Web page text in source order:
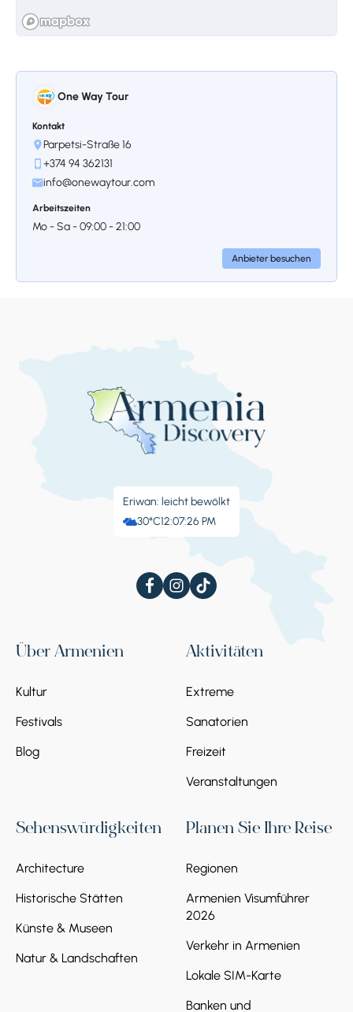
Tag 4
Stoppen 1. Shopping &
Entspannung in Jerewan
Stoppen 1. Tempel von Garni,
Azat-Schlucht & optionales
Garni, Garni
Tag 6
Vollkommene
SPA-Ort Dschermuk
Tag 7
Vollkommene
Entspannung & Erholung im
SPA-Ort Dschermuk
One Way Tour
Kontakt
Parpetsi-Straße 16
+374 94 362131
info@onewaytour.com
Arbeitszeiten
Mo - Sa - 09:00 - 21:00
Anbieter besuchen
Eriwan: leicht bewölkt
30°C12:07:27 PM
Über Armenien
Kultur
Festivals
Blog
Aktivitäten
Extreme
Sanatorien
Freizeit
Veranstaltungen
Sehenswürdigkeiten
Architecture
Historische Stätten
Künste & Museen
Natur & Landschaften
Planen Sie Ihre Reise
Regionen
Armenien Visumführer
2026
Verkehr in Armenien
Lokale SIM-Karte
Banken und